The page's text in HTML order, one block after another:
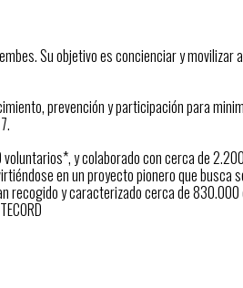
Su objetivo es concienciar y
prevención y participación para
y colaborado con cerca de
en un proyecto pionero que
recogido y caracterizado cerca de